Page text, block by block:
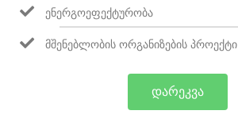
ᲔᲜᲔᲠᲒᲝᲔᲤᲔᲥᲢᲣᲠᲝᲑᲐ
ᲛᲨᲔᲜᲔᲑᲚᲝᲑᲘᲡ ᲝᲠᲒᲐᲜᲘᲖᲔᲑᲘᲡ ᲞᲠᲝᲔᲥᲢᲘ
ᲓᲐᲠᲔᲙᲕᲐ